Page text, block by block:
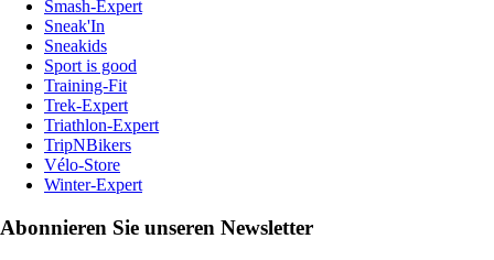
Smash-Expert
Sneak'In
Sneakids
Sport is good
Training-Fit
Trek-Expert
Triathlon-Expert
TripNBikers
Vélo-Store
Winter-Expert
Abonnieren Sie unseren Newsletter